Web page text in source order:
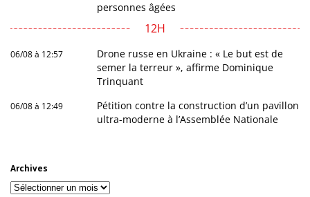
personnes âgées
12H
06/08 à 12:57
Drone russe en Ukraine : « Le but est de
semer la terreur », affirme Dominique
Trinquant
06/08 à 12:49
Pétition contre la construction d’un pavillon
ultra-moderne à l’Assemblée Nationale
Archives
Archives